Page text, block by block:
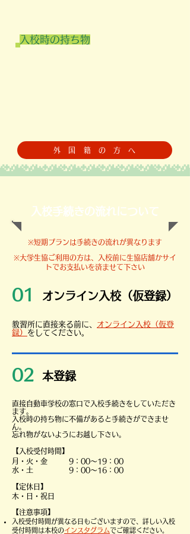
入校時の持ち物
外 国 籍 の 方 へ
​入校手続きの流れについて
​※短期プランは手続きの流れが異なります
​※大学生協ご利用の方は、入校前に生協店舗かサイ
トでお支払いを済ませて下さい
01 ​オンライン入校（仮登録）
​教習所に直接来る前に、 オンライン入校（仮登
録） をしてください。
02 ​本登録
直接自動車学校の窓口で入校手続きをしていただき
ます。
入校時の持ち物に不備があると手続きができませ
ん。
忘れ物がないようにお越し下さい。
【入校受付時間】
月・火・金 9：00～19：00
水・土 9：00～16：00
​【定休日】
木・日・祝日
​【注意事項】
​入校受付時間が異なる日もございますので、詳しい入校
受付時間は本校のインスタグラムでご確認ください。